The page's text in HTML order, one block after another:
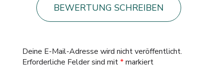
BEWERTUNG SCHREIBEN
Deine E-Mail-Adresse wird nicht veröffentlicht.
Erforderliche Felder sind mit*markiert